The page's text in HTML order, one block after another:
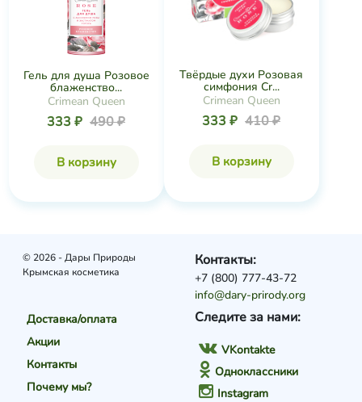
Гель для душа Розовое
блаженство...
Crimean Queen
333 ₽ 490 ₽
В корзину
Твёрдые духи Розовая
симфония Cr...
Crimean Queen
333 ₽ 410 ₽
В корзину
© 2026 - Дары Природы
Крымская косметика
Доставка/оплата
Акции
Контакты
Почему мы?
Следите за нами:
VKontakte
Одноклассники
Instagram
Контакты:
+7 (800) 777-43-72
info@dary-prirody.org